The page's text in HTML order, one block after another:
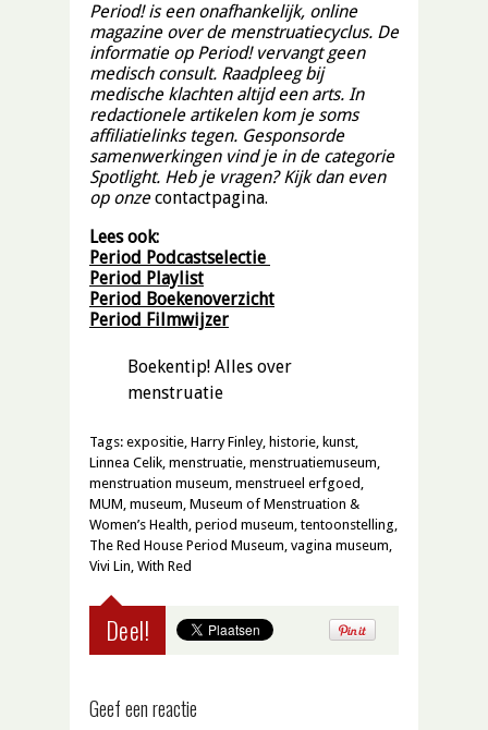
Period! is een onafhankelijk, online
magazine over de menstruatiecyclus. De
informatie op Period! vervangt geen
medisch consult. Raadpleeg bij
medische klachten altijd een arts. In
redactionele artikelen kom je soms
affiliatielinks tegen. Gesponsorde
samenwerkingen vind je in de categorie
Spotlight. Heb je vragen? Kijk dan even
op onzecontactpagina.
Lees ook:
Period Podcastselectie
Period Playlist
Period Boekenoverzicht
Period Filmwijzer
Boekentip! Alles over
menstruatie
Tags: expositie, Harry Finley, historie, kunst,
Linnea Celik, menstruatie, menstruatiemuseum,
menstruation museum, menstrueel erfgoed ,
MUM, museum, Museum of Menstruation &
Women’s Health, period museum,tentoonstelling,
The Red House Period Museum, vagina museum,
Vivi Lin, With Red
Deel!
Geef een reactie